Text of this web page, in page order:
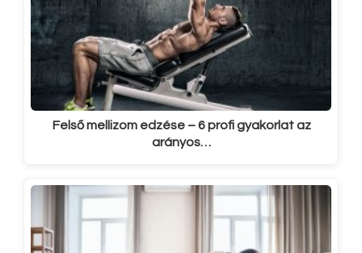
Felső mellizom edzése – 6 profi gyakorlat az
arányos…